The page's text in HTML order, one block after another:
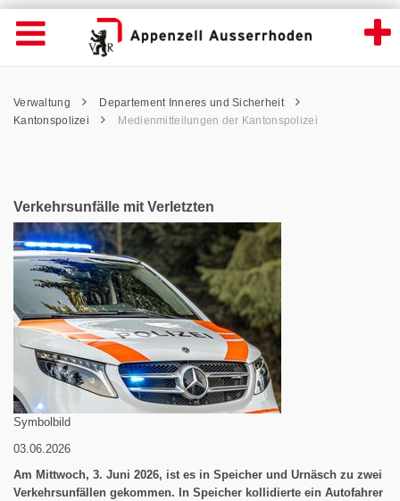
News Detailansicht - Appenzell
Wichtige
Seiten
Home
Inhalt
Kontakt
Navigation öffnen
Inhalt
Pfadnavigation
Verwaltung
Departement Inneres und Sicherheit
Kantonspolizei
Medienmitteilungen der Kantonspolizei
Verkehrsunfälle mit Verletzten
Symbolbild
03.06.2026
Am Mittwoch, 3. Juni 2026, ist es in Speicher und Urnäsch zu zwei
Verkehrsunfällen gekommen. In Speicher kollidierte ein Autofahrer